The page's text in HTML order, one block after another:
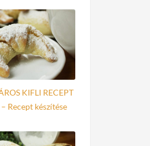
KIFLI RECEPT
Recept készítése